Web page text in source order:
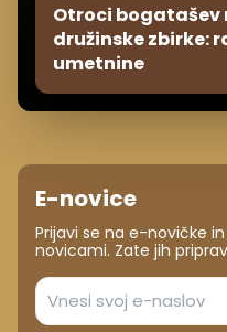
Otroci bogatašev
družinske zbirke:
umetnine
E-novice
Prijavi se na e-novičke
novicami. Zate jih